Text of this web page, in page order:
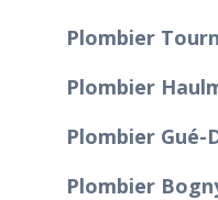
Plombier
Plombier
Plombier Gué-
Plombier